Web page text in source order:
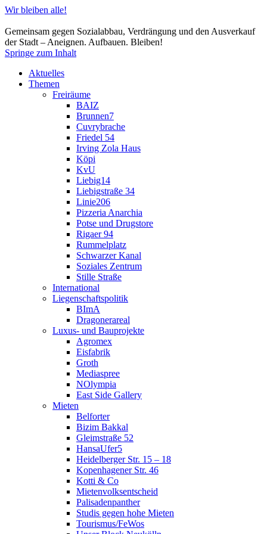
Wir bleiben alle!
Gemeinsam gegen Sozialabbau, Verdrängung und den Ausverkauf
der Stadt – Aneignen. Aufbauen. Bleiben!
Springe zum Inhalt
Aktuelles
Themen
Freiräume
BAIZ
Brunnen7
Cuvrybrache
Friedel 54
Irving Zola Haus
Köpi
KvU
Liebig14
Liebigstraße 34
Linie206
Pizzeria Anarchia
Potse und Drugstore
Rigaer 94
Rummelplatz
Schwarzer Kanal
Soziales Zentrum
Stille Straße
International
Liegenschaftspolitik
BImA
Dragonerareal
Luxus- und Bauprojekte
Agromex
Eisfabrik
Groth
Mediaspree
NOlympia
East Side Gallery
Mieten
Belforter
Bizim Bakkal
Gleimstraße 52
HansaUfer5
Heidelberger Str. 15 – 18
Kopenhagener Str. 46
Kotti & Co
Mietenvolksentscheid
Palisadenpanther
Studis gegen hohe Mieten
Tourismus/FeWos